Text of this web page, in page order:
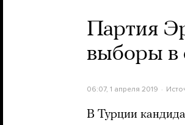
Партия
выборы в
06:07, 1 апреля 2019
В Турции